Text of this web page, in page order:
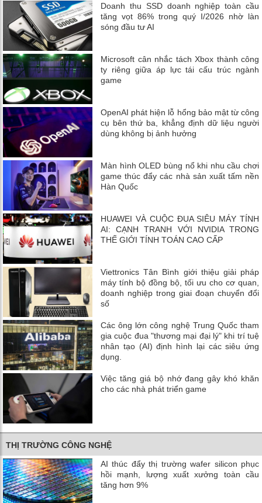
Doanh thu SSD doanh nghiệp toàn cầu
tăng vọt 86% trong quý I/2026 nhờ làn
sóng đầu tư AI
Microsoft cân nhắc tách Xbox thành công
ty riêng giữa áp lực tái cấu trúc ngành
game
OpenAI phát hiện lỗ hổng bảo mật từ công
cụ bên thứ ba, khẳng định dữ liệu người
dùng không bị ảnh hưởng
Màn hình OLED bùng nổ khi nhu cầu chơi
game thúc đẩy các nhà sản xuất tấm nền
Hàn Quốc
HUAWEI VÀ CUỘC ĐUA SIÊU MÁY TÍNH
AI: CẠNH TRANH VỚI NVIDIA TRONG
THẾ GIỚI TÍNH TOÁN CAO CẤP
Viettronics Tân Bình giới thiệu giải pháp
máy tính bộ đồng bộ, tối ưu cho cơ quan,
doanh nghiệp trong giai đoạn chuyển đổi
số
Các ông lớn công nghệ Trung Quốc tham
gia cuộc đua "thương mại đại lý" khi trí tuệ
nhân tạo (AI) định hình lại các siêu ứng
dụng.
Việc tăng giá bộ nhớ đang gây khó khăn
cho các nhà phát triển game
THỊ TRƯỜNG CÔNG NGHỆ
AI thúc đẩy thị trường wafer silicon phục
hồi mạnh, lượng xuất xưởng toàn cầu
tăng hơn 9%